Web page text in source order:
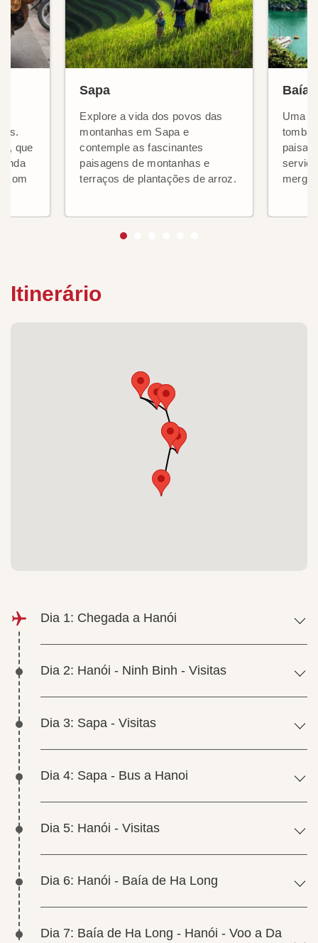
que
com
Sapa
Explore a vida dos povos das
montanhas em Sapa e
contemple as fascinantes
paisagens de montanhas e
terraços de plantações de arroz.
Baía
Uma
Itinerário
Dia 1: Chegada a Hanói
Dia 2: Hanói - Ninh Binh - Visitas
Dia 3: Sapa - Visitas
Dia 4: Sapa - Bus a Hanoi
Dia 5: Hanói - Visitas
Dia 6: Hanói - Baía de Ha Long
Dia 7: Baía de Ha Long - Hanói - Voo a Da